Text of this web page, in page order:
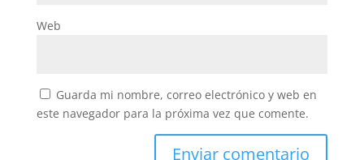
Web
Guarda mi nombre, correo electrónico y web en
este navegador para la próxima vez que comente.